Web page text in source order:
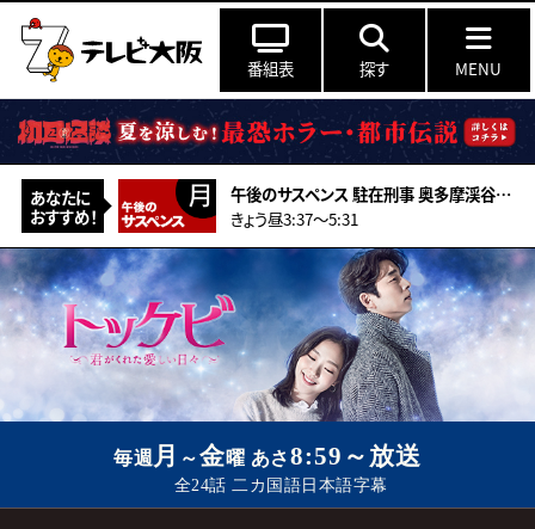
番組表 探す MENU
あなたに
おすすめ！
午後のサスペンス 駐在刑事 奥多摩渓谷・殺意の夜想曲
きょう昼3:37～5:31
毎週 月 ～金曜 あさ8:59～放送
全24話 二カ国語日本語字幕